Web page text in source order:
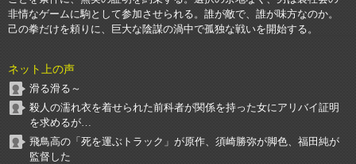
非情なゲームに駒として参加させられる。誰が敵で、誰が味方なのか。
己の拳だけを頼りに、巨大な陰謀の渦中で孤独な戦いを開始する。
ネット上の声
滑る滑る～
殺人の濡れ衣を着せられた前科者が関係を持った女にアリバイ証明
を求めるが…
飛鳥高の「死を運ぶトラック」が原作、須崎勝弥が脚色、福田純が
監督した